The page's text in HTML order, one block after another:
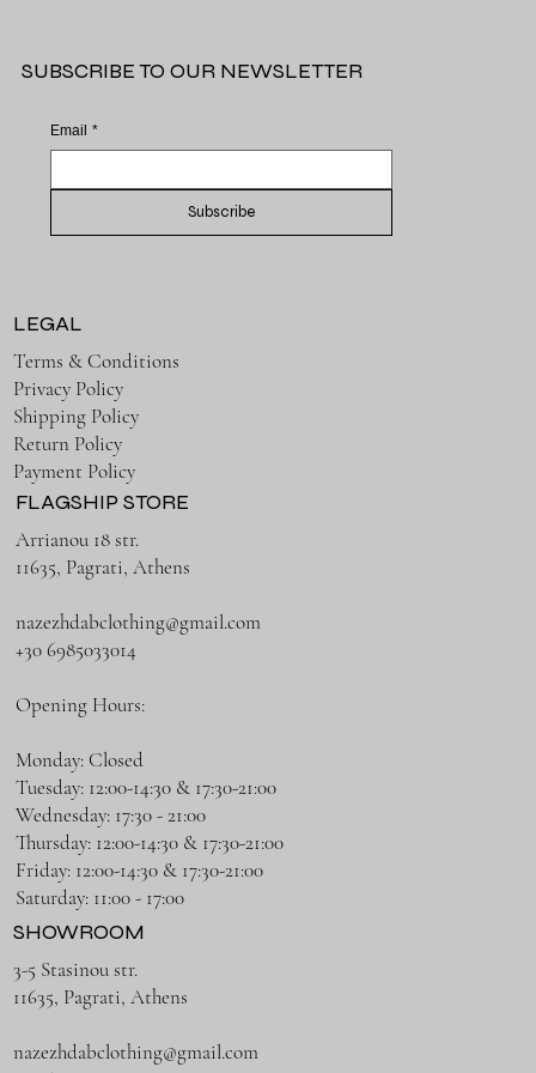
Email *
Subscribe
SUBSCRIBE TO OUR NEWSLETTER
LEGAL
Terms & Conditions
Privacy Policy
Shipping Policy
Return Policy
Payment Policy
FLAGSHIP STORE
Arrianou 18 str.
11635, Pagrati, Athens
nazezhdabclothing@gmail.com
+30 6985033014
Opening Hours:
Monday: Closed
Tuesday: 12:00-14:30 & 17:30-21:00
Wednesday: 17:30 - 21:00
Thursday: 12:00-14:30 & 17:30-21:00
Friday: 12:00-14:30 & 17:30-21:00
Saturday: 11:00 - 17:00
SHOWROOM
3-5 Stasinou str.
11635, Pagrati, Athens
nazezhdabclothing@gmail.com